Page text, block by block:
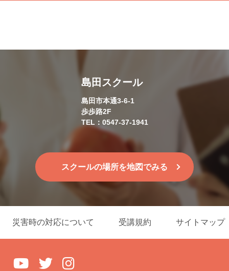
島田スクール
島田市本通3-6-1
歩歩路2F
TEL：0547-37-1941
スクールの場所を地図でみる
災害時の対応について 受講規約 サイトマップ